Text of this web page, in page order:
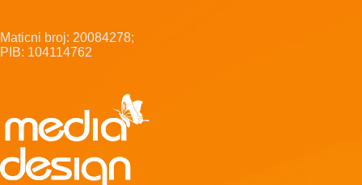
Maticni broj: 20084278;
PIB: 104114762